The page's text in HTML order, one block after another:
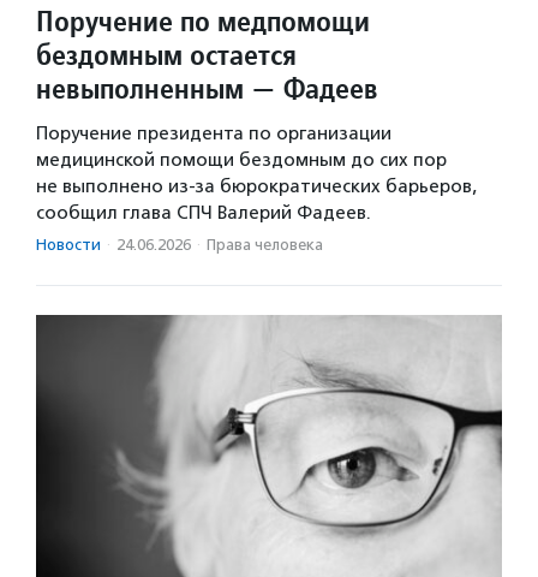
Поручение по медпомощи
бездомным остается
невыполненным — Фадеев
Поручение президента по организации
медицинской помощи бездомным до сих пор
не выполнено из-за бюрократических барьеров,
сообщил глава СПЧ Валерий Фадеев.
Новости · 24.06.2026 · Права человека